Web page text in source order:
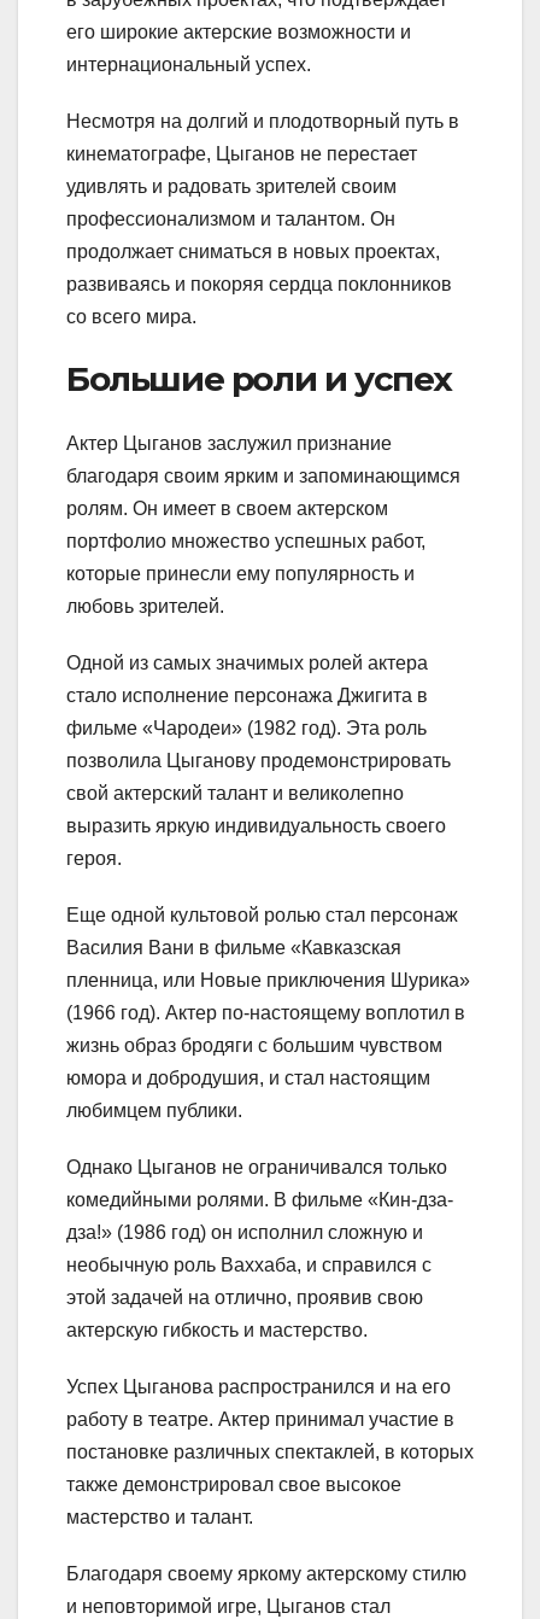
его широкие актерские возможности и
интернациональный успех.
Несмотря на долгий и плодотворный путь в
кинематографе, Цыганов не перестает
удивлять и радовать зрителей своим
профессионализмом и талантом. Он
продолжает сниматься в новых проектах,
развиваясь и покоряя сердца поклонников
со всего мира.
Большие роли и успех
Актер Цыганов заслужил признание
благодаря своим ярким и запоминающимся
ролям. Он имеет в своем актерском
портфолио множество успешных работ,
которые принесли ему популярность и
любовь зрителей.
Одной из самых значимых ролей актера
стало исполнение персонажа Джигита в
фильме «Чародеи» (1982 год). Эта роль
позволила Цыганову продемонстрировать
свой актерский талант и великолепно
выразить яркую индивидуальность своего
героя.
Еще одной культовой ролью стал персонаж
Василия Вани в фильме «Кавказская
пленница, или Новые приключения Шурика»
(1966 год). Актер по-настоящему воплотил в
жизнь образ бродяги с большим чувством
юмора и добродушия, и стал настоящим
любимцем публики.
Однако Цыганов не ограничивался только
комедийными ролями. В фильме «Кин-дза-
дза!» (1986 год) он исполнил сложную и
необычную роль Ваххаба, и справился с
этой задачей на отлично, проявив свою
актерскую гибкость и мастерство.
Успех Цыганова распространился и на его
работу в театре. Актер принимал участие в
постановке различных спектаклей, в которых
также демонстрировал свое высокое
мастерство и талант.
Благодаря своему яркому актерскому стилю
и неповторимой игре, Цыганов стал